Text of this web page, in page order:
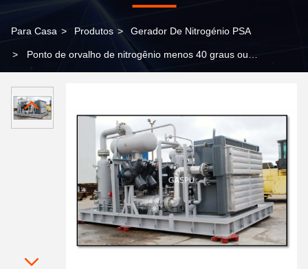
Para Casa > Produtos > Gerador De Nitrogénio PSA
> Ponto de orvalho de nitrogênio menos 40 graus ou
Tratamento térmico Operação de fio de aço